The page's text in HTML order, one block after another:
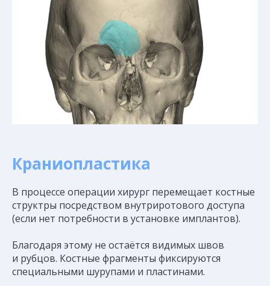
Краниопластика
В процессе операции хирург перемещает костные
структры посредством внутриротового доступа
(если нет потребности в установке имплантов).
Благодаря этому не остаётся видимых швов
и рубцов. Костные фрагменты фиксируются
специальными шурупами и пластинами.